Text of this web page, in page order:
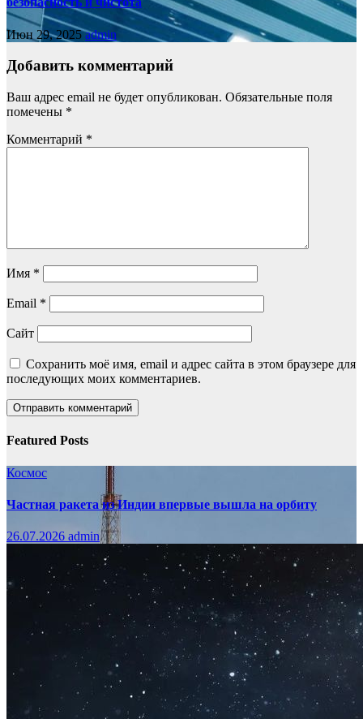
Июн 29, 2025admin
Добавить комментарий
Ваш адрес email не будет опубликован. Обязательные поля
помечены *
Комментарий *
Имя *
Email *
Сайт
Сохранить моё имя, email и адрес сайта в этом браузере для
последующих моих комментариев.
Featured Posts
Космос
Частная ракета из Индии впервые вышла на орбиту
26.07.2026 admin